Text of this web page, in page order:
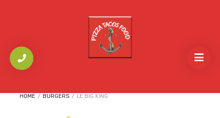
HOME / BURGERS / LE BIG KING